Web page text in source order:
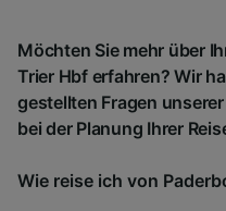
Möchten Sie mehr über
Trier Hbf erfahren? Wir
gestellten Fragen
bei der Planung Ihrer
Wie reise ich von